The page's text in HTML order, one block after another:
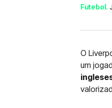
Futebol.
O
um